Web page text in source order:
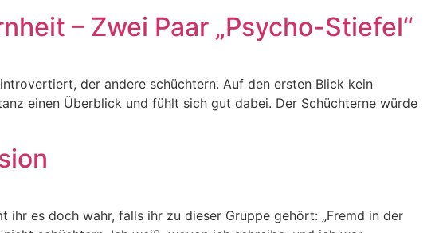
– Zwei Paar „Psycho-Stiefel“
der andere schüchtern. Auf den ersten Blick kein
einen Überblick und fühlt sich gut dabei. Der Schüchterne würde
es doch wahr, falls ihr zu dieser Gruppe gehört: „Fremd in der